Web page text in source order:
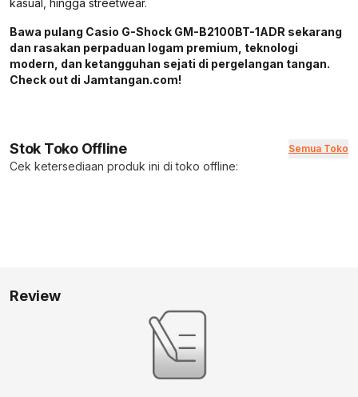
Bawa pulang Casio G-Shock GM-B2100BT-1ADR sekarang
dan rasakan perpaduan logam premium, teknologi
modern, dan ketangguhan sejati di pergelangan tangan.
Check out di Jamtangan.com!
Stok Toko Offline Semua Toko
Cek ketersediaan produk ini di toko offline:
Review